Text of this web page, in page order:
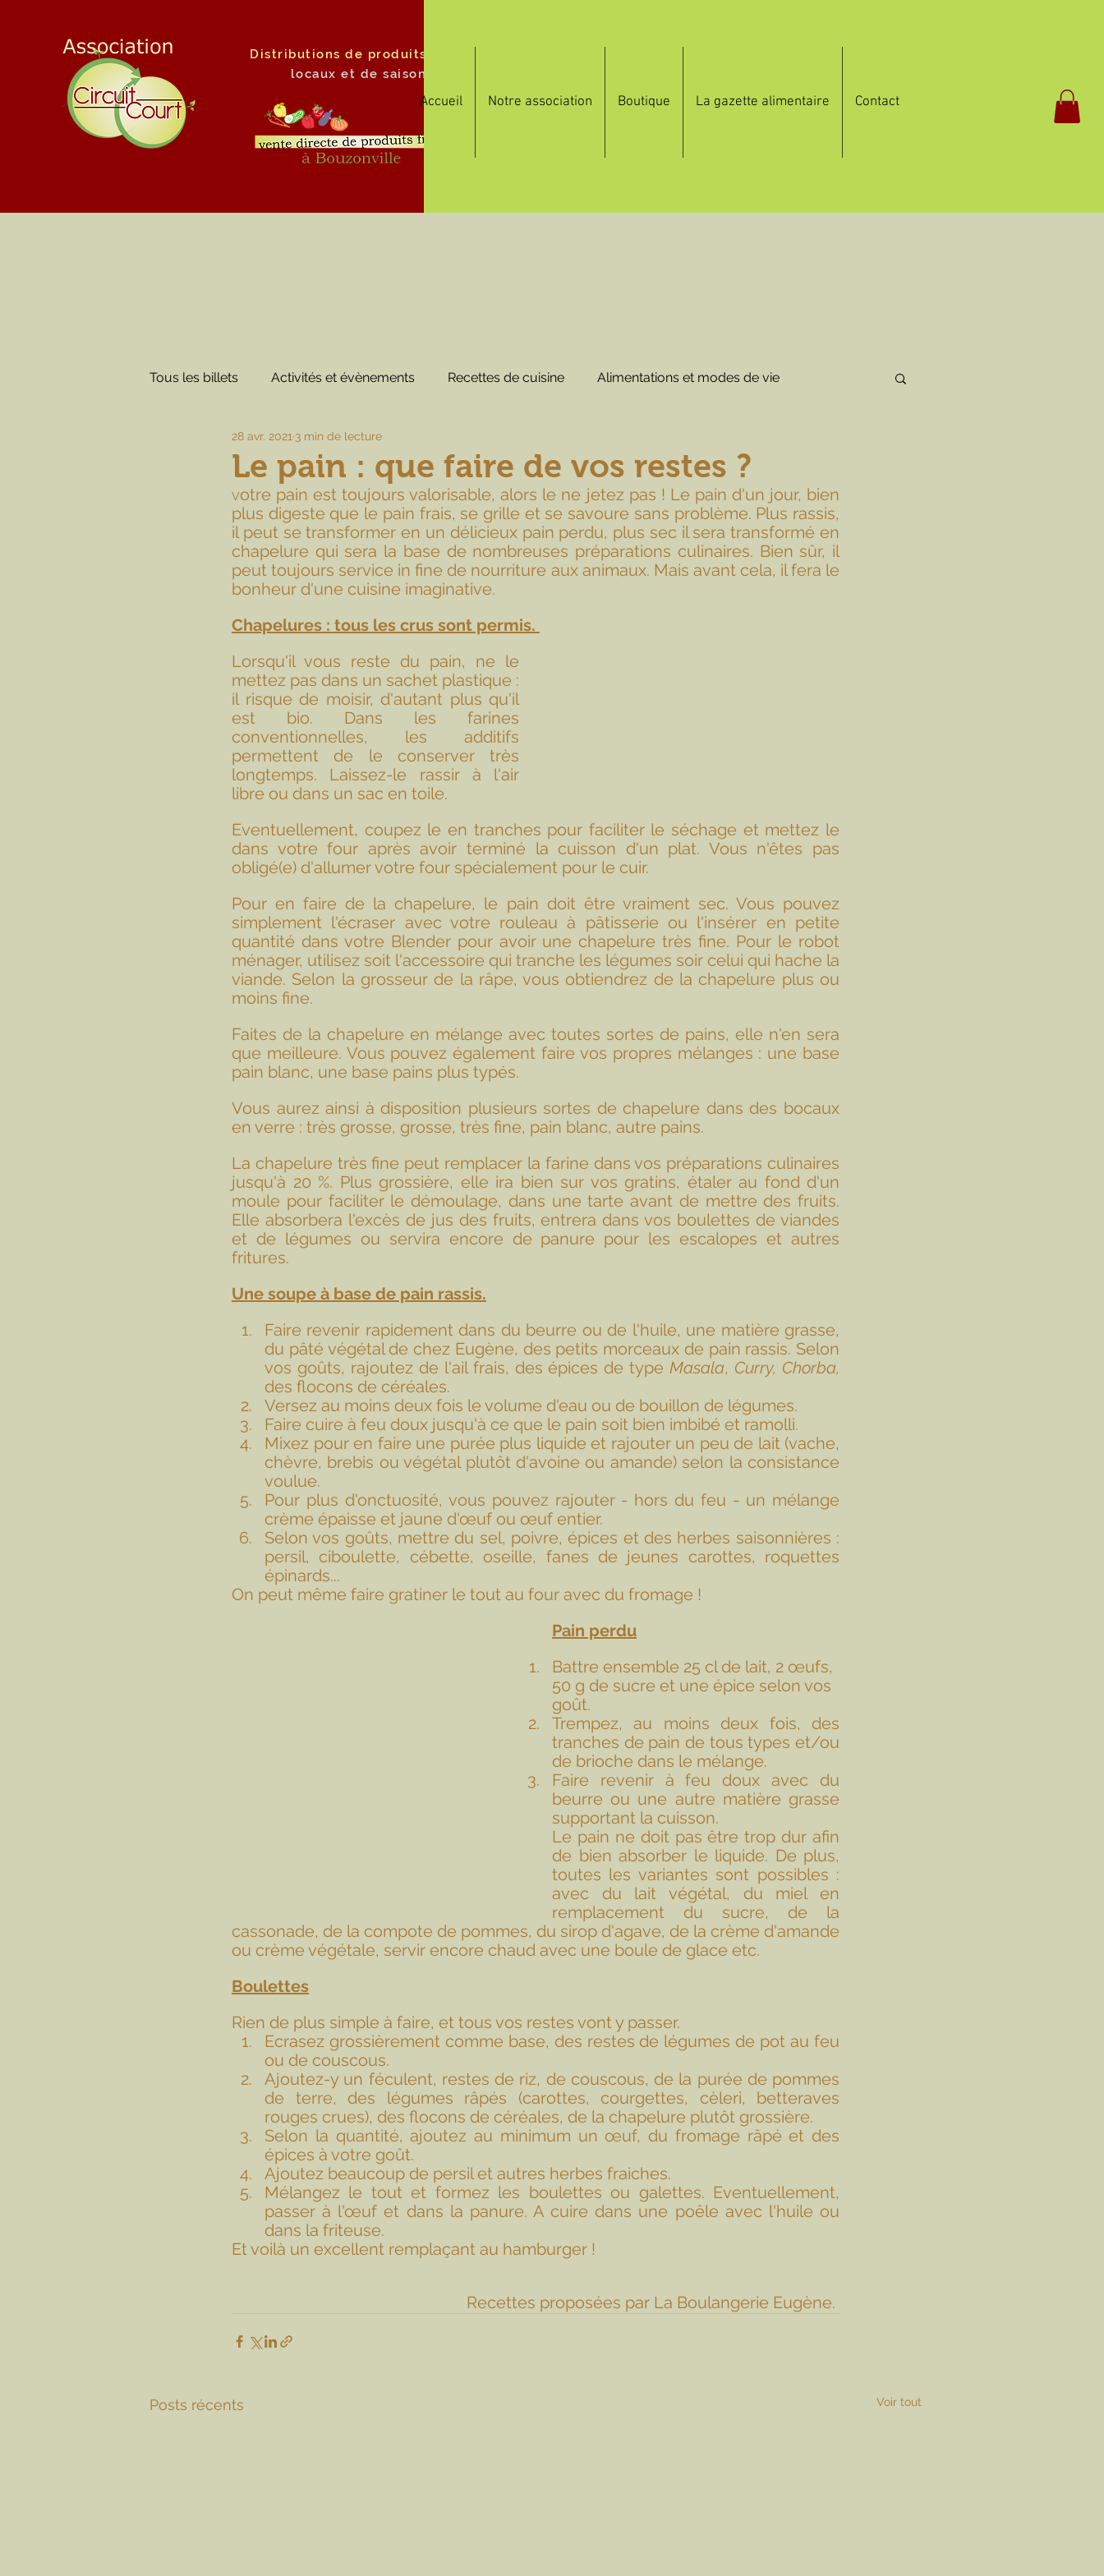
Distributions de produits
locaux et de saison
Accueil Notre association Boutique La gazette alimentaire Contact
Tous les billets Activités et évènements Recettes de cuisine Alimentations et modes de vie
Le pain : que faire de vos restes ?
28 avr. 2021 3 min de lecture
Votre pain est toujours valorisable, alors le ne jetez pas ! Le pain d'un jour, bien
plus digeste que le pain frais, se grille et se savoure sans problème. Plus rassis,
il peut se transformer en un délicieux pain perdu, plus sec il sera transformé en
chapelure qui sera la base de nombreuses préparations culinaires. Bien sûr, il
peut toujours service in fine de nourriture aux animaux. Mais avant cela, il fera le
bonheur d'une cuisine imaginative.
Chapelures : tous les crus sont permis.
Lorsqu'il vous reste du pain, ne le
mettez pas dans un sachet plastique :
il risque de moisir, d'autant plus qu'il
est bio. Dans les farines
conventionnelles, les additifs
permettent de le conserver très
longtemps. Laissez-le rassir à l'air
libre ou dans un sac en toile.
Eventuellement, coupez le en tranches pour faciliter le séchage et mettez le
dans votre four après avoir terminé la cuisson d'un plat. Vous n'êtes pas
obligé(e) d'allumer votre four spécialement pour le cuir.
Pour en faire de la chapelure, le pain doit être vraiment sec. Vous pouvez
simplement l'écraser avec votre rouleau à pâtisserie ou l'insérer en petite
quantité dans votre Blender pour avoir une chapelure très fine. Pour le robot
ménager, utilisez soit l'accessoire qui tranche les légumes soir celui qui hache la
viande. Selon la grosseur de la râpe, vous obtiendrez de la chapelure plus ou
moins fine.
Faites de la chapelure en mélange avec toutes sortes de pains, elle n'en sera
que meilleure. Vous pouvez également faire vos propres mélanges : une base
pain blanc, une base pains plus typés.
Vous aurez ainsi à disposition plusieurs sortes de chapelure dans des bocaux
en verre : très grosse, grosse, très fine, pain blanc, autre pains.
La chapelure très fine peut remplacer la farine dans vos préparations culinaires
jusqu'à 20 %. Plus grossière, elle ira bien sur vos gratins, étaler au fond d'un
moule pour faciliter le démoulage, dans une tarte avant de mettre des fruits.
Elle absorbera l'excès de jus des fruits, entrera dans vos boulettes de viandes
et de légumes ou servira encore de panure pour les escalopes et autres
fritures.
Une soupe à base de pain rassis.
Faire revenir rapidement dans du beurre ou de l'huile, une matière grasse,
du pâté végétal de chez Eugène, des petits morceaux de pain rassis. Selon
vos goûts, rajoutez de l'ail frais, des épices de type Masala,
des flocons de céréales.
Versez au moins deux fois le volume d'eau ou de bouillon de légumes.
Faire cuire à feu doux jusqu'à ce que le pain soit bien imbibé et ramolli.
Mixez pour en faire une purée plus liquide et rajouter un peu de lait (vache,
chèvre, brebis ou végétal plutôt d'avoine ou amande) selon la consistance
voulue.
Pour plus d'onctuosité, vous pouvez rajouter - hors du feu - un mélange
crème épaisse et jaune d'œuf ou œuf entier.
Selon vos goûts, mettre du sel, poivre, épices et des herbes saisonnières :
persil, ciboulette, cébette, oseille, fanes de jeunes carottes, roquettes
épinards...
On peut même faire gratiner le tout au four avec du fromage !
Pain perdu
Battre ensemble 25 cl de lait, 2 œufs,
50 g de sucre et une épice selon vos
goût.
Trempez, au moins deux fois, des
tranches de pain de tous types et/ou
de brioche dans le mélange.
Faire revenir à feu doux avec du
beurre ou une autre matière grasse
supportant la cuisson.
Le pain ne doit pas être trop dur afin
de bien absorber le liquide. De plus,
toutes les variantes sont possibles :
avec du lait végétal, du miel en
remplacement du sucre, de la
cassonade, de la compote de pommes, du sirop d'agave, de la crème d'amande
ou crème végétale, servir encore chaud avec une boule de glace etc.
Boulettes
Rien de plus simple à faire, et tous vos restes vont y passer.
Ecrasez grossièrement comme base, des restes de légumes de pot au feu
ou de couscous.
Ajoutez-y un féculent, restes de riz, de couscous, de la purée de pommes
de terre, des légumes râpés (carottes, courgettes, cèleri, betteraves
rouges crues), des flocons de céréales, de la chapelure plutôt grossière.
Selon la quantité, ajoutez au minimum un œuf, du fromage râpé et des
épices à votre goût.
Ajoutez beaucoup de persil et autres herbes fraiches.
Mélangez le tout et formez les boulettes ou galettes. Eventuellement,
passer à l'œuf et dans la panure. A cuire dans une poêle avec l'huile ou
dans la friteuse.
Et voilà un excellent remplaçant au hamburger !
Recettes proposées par La Boulangerie Eugène.
Posts récents Voir tout